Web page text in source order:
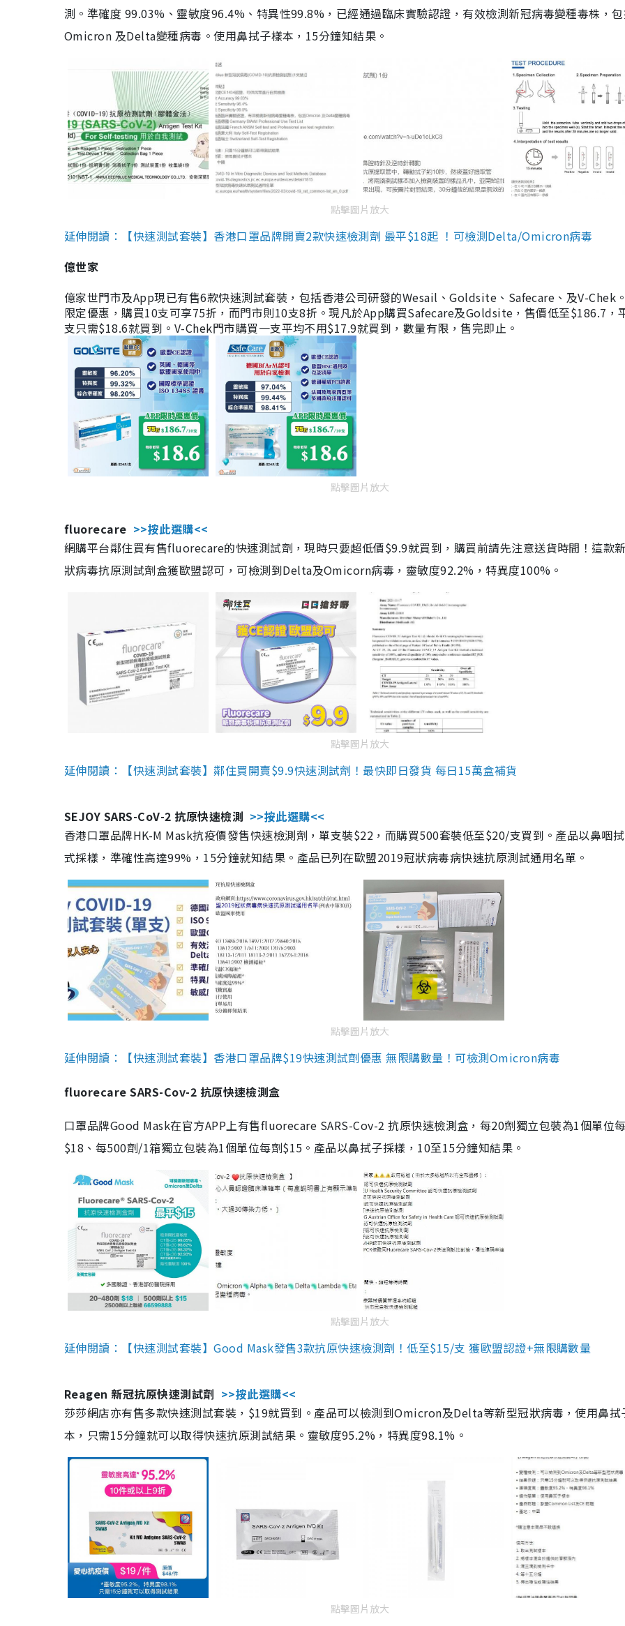
測。準確度 99.03%、靈敏度96.4%、特異性99.8%，已經通過臨床實驗認證，有效檢測新冠病毒變種毒株，
Omicron 及Delta變種病毒。使用鼻拭子樣本，15分鐘知結果。
點擊圖片放大
延伸閱讀：【快速測試套裝】香港口罩品牌開賣2款快速檢測劑 最平$18起 ！可檢測Delta/Omicron病毒
億世家
億家世門市及App現已有售6款快速測試套裝，包括香港公司研發的Wesail、Goldsite、Safecare、及V-Chek
限定優惠，購買10支可享75折，而門市則10支8折。現凡於App購買Safecare及Goldsite，售價低至$186.7，
支只需$18.6就買到。V-Chek門市購買一支平均不用$17.9就買到，數量有限，售完即止。
點擊圖片放大
fluorecare >>按此選購<<
網購平台鄰住買有售fluorecare的快速測試劑，現時只要超低價$9.9就買到，購買前請先注意送貨時間！這款
狀病毒抗原測試劑盒獲歐盟認可，可檢測到Delta及Omicorn病毒，靈敏度92.2%，特異度100%。
點擊圖片放大
延伸閱讀：【快速測試套裝】鄰住買開賣$9.9快速測試劑！最快即日發貨 每日15萬盒補貨
SEJOY SARS-CoV-2 抗原快速檢測 >>按此選購<<
香港口罩品牌HK-M Mask抗疫價發售快速檢測劑，單支裝$22，而購買500套裝低至$20/支買到。產品以鼻咽
式採樣，準確性高達99%，15分鐘就知結果。產品已列在歐盟2019冠狀病毒病快速抗原測試通用名單。
點擊圖片放大
延伸閱讀：【快速測試套裝】香港口罩品牌$19快速測試劑優惠 無限購數量！可檢測Omicron病毒
fluorecare SARS-Cov-2 抗原快速檢測盒
口罩品牌Good Mask在官方APP上有售fluorecare SARS-Cov-2 抗原快速檢測盒，每20劑獨立包裝為1個單位
$18、每500劑/1箱獨立包裝為1個單位每劑$15。產品以鼻拭子採樣，10至15分鐘知結果。
點擊圖片放大
延伸閱讀：【快速測試套裝】Good Mask發售3款抗原快速檢測劑！低至$15/支 獲歐盟認證+無限購數量
Reagen 新冠抗原快速測試劑 >>按此選購<<
莎莎網店亦有售多款快速測試套裝，$19就買到。產品可以檢測到Omicron及Delta等新型冠狀病毒，使用鼻拭
本，只需15分鐘就可以取得快速抗原測試結果。靈敏度95.2%，特異度98.1%。
點擊圖片放大